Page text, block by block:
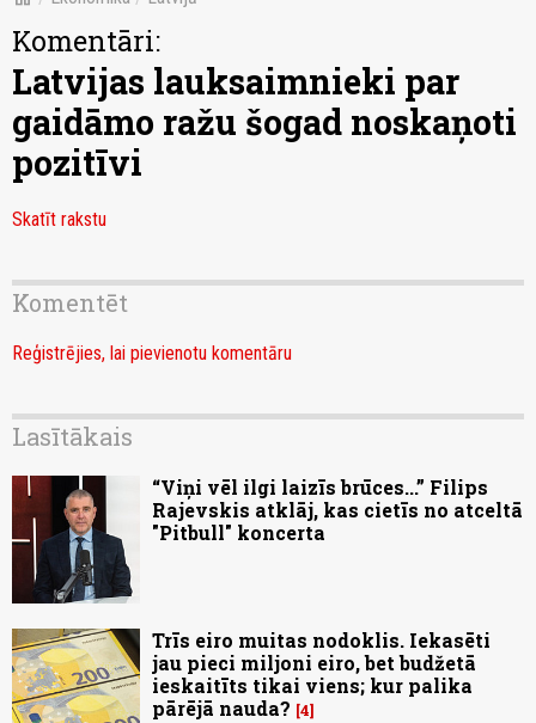
Komentāri:
Latvijas lauksaimnieki par
gaidāmo ražu šogad noskaņoti
pozitīvi
Skatīt rakstu
Komentēt
Reģistrējies, lai pievienotu komentāru
Lasītākais
“Viņi vēl ilgi laizīs brūces...” Filips
Rajevskis atklāj, kas cietīs no atceltā
"Pitbull" koncerta
Trīs eiro muitas nodoklis. Iekasēti
jau pieci miljoni eiro, bet budžetā
ieskaitīts tikai viens; kur palika
pārējā nauda? 4